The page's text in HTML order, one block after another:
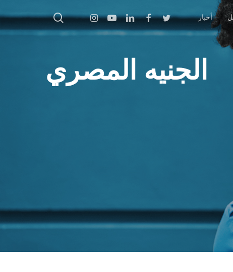
اضغط على Enter للبحث أو ESC للإغلاق
أخبار Twitter
Facebook
Linkedin
Youtube
Instagram بحث
الجنيه المصري